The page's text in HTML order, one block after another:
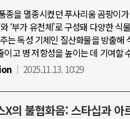
종을 멸종시켰던 푸사리움 곰팡이
‘부가 유전체’로 구성돼 다양한
는 독성 기체인 질산화물을 방출
이고 병 저항성을 높이는 데 기여할
2025.11.13. 10:29
X의 불협화음: 스타십과